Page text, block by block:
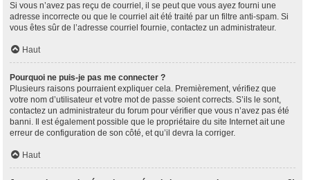
Si vous n’avez pas reçu de courriel, il se peut que vous ayez fourni une
adresse incorrecte ou que le courriel ait été traité par un filtre anti-spam. Si
vous êtes sûr de l’adresse courriel fournie, contactez un administrateur.
Haut
Pourquoi ne puis-je pas me connecter ?
Plusieurs raisons pourraient expliquer cela. Premièrement, vérifiez que
votre nom d’utilisateur et votre mot de passe soient corrects. S’ils le sont,
contactez un administrateur du forum pour vérifier que vous n’avez pas été
banni. Il est également possible que le propriétaire du site Internet ait une
erreur de configuration de son côté, et qu’il devra la corriger.
Haut